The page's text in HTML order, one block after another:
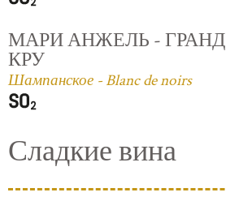
МАРИ АНЖЕЛЬ - ГРАНД
КРУ
Шампанское - Blanc de noirs
Сладкие вина